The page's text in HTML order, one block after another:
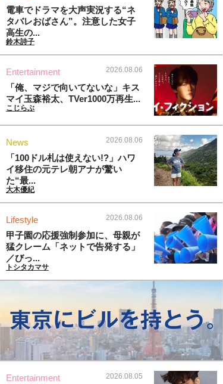
電車でドラマを大声実況する“ネ
タバレおばさん”。注意した女子
高生の...
鈴木詩子
Entertainment 2026.08.06
「俺、マジで向いてないな」キス
マイ玉森裕太、TVer1000万再生...
こじらぶ
News 2026.08.06
「100ドル札は使えない!?」ハワ
イ移住の元テレ朝アナが驚い
た“最...
大木優紀
Lifestyle 2026.08.06
甲子園の応援強制参加に、母親が
猛クレーム「ネットで告発する」
／びっ...
トシタカマサ
Entertainment 2026.08.05